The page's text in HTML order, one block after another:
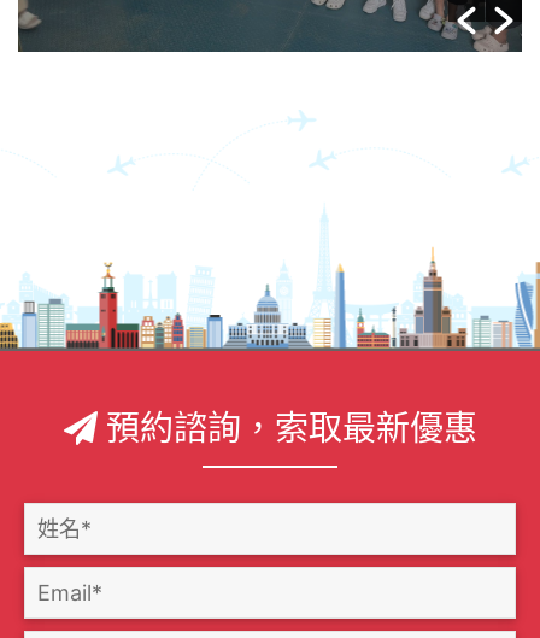
預約諮詢，索取最新優惠